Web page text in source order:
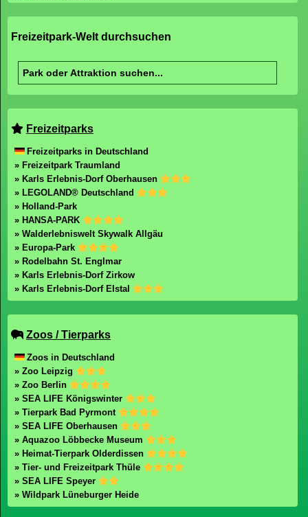
Freizeitpark-Welt durchsuchen
Freizeitparks
Freizeitparks in Deutschland
» Freizeitpark Traumland
» Karls Erlebnis-Dorf Oberhausen
» LEGOLAND® Deutschland
» Holland-Park
» HANSA-PARK
» Walderlebniswelt Skywalk Allgäu
» Europa-Park
» Rodelbahn St. Englmar
» Karls Erlebnis-Dorf Zirkow
» Karls Erlebnis-Dorf Elstal
Zoos / Tierparks
Zoos in Deutschland
» Zoo Leipzig
» Zoo Berlin
» SEA LIFE Königswinter
» Tierpark Bad Pyrmont
» SEA LIFE Oberhausen
» Aquazoo Löbbecke Museum
» Heimat-Tierpark Olderdissen
» Tier- und Freizeitpark Thüle
» SEA LIFE Speyer
» Wildpark Lüneburger Heide